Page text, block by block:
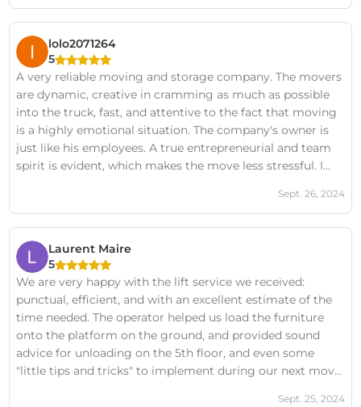
lolo2071264
5
A very reliable moving and storage company. The movers
are dynamic, creative in cramming as much as possible
into the truck, fast, and attentive to the fact that moving
is a highly emotional situation. The company's owner is
just like his employees. A true entrepreneurial and team
spirit is evident, which makes the move less stressful. I
Vincent, a big thank you for your work. Mr. Burso, you can
be proud of your company.
Sept. 26, 2024
Laurent Maire
5
We are very happy with the lift service we received:
punctual, efficient, and with an excellent estimate of the
time needed. The operator helped us load the furniture
onto the platform on the ground, and provided sound
advice for unloading on the 5th floor, and even some
"little tips and tricks" to implement during our next move,
Sept. 25, 2024